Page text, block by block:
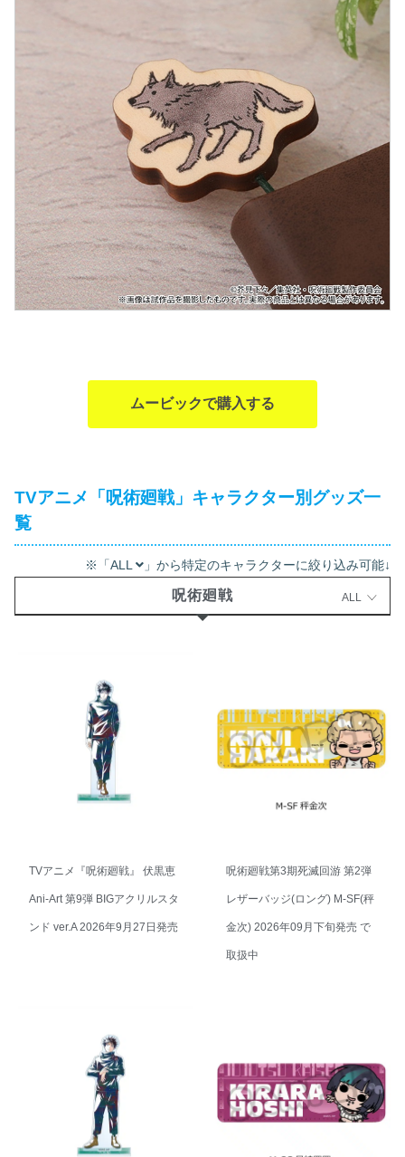
ムービックで購入する
TVアニメ「呪術廻戦」キャラクター別グッズ一
覧
※「ALL 」から特定のキャラクターに絞り込み可能↓
呪術廻戦 ALL
TVアニメ『呪術廻戦』 伏黒恵
Ani-Art 第9弾 BIGアクリルスタ
ンド ver.A 2026年9月27日発売
呪術廻戦第3期死滅回游 第2弾
レザーバッジ(ロング) M-SF(秤
金次) 2026年09月下旬発売 で
取扱中